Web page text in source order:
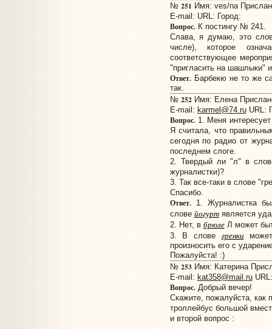
№ 251 Имя: ves/na
E-mail: URL: Город:
Вопрос.К постингу № 241.
Слава, я думаю, это
числе), которое
соответствующее
"пригласить на шашлыки"
Ответ.Барбекю не то же
так.
№ 252Имя: Елена
E-mail: karmel@74.ruURL:
Вопрос.1. Меня интересует
Я считала, что
сегодня по радио от
последнем слоге.
2. Твердый ли "л" в
журналистки)?
3. Так все-таки в слове
Спасибо.
Ответ.1. Журналистка
слове йогуртявляется
2. Нет, в брюлеЛ может
3. В слове гренки
произносить его с
Пожалуйста! :)
№ 253Имя: Катерина
E-mail: kat358@mail.ru
Вопрос.Добрый вечер!
Скажите, пожалуйста, как
троллейбус большой
и второй вопрос :